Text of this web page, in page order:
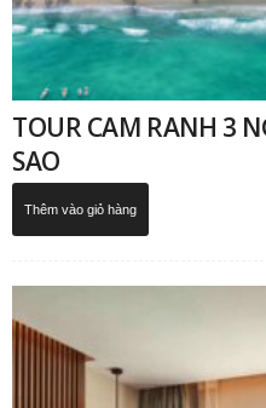
TOUR CAM RANH 3
SAO
Thêm vào giỏ hàng